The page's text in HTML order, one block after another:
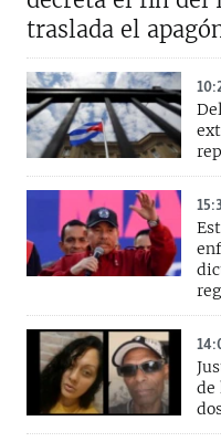
traslada el
de